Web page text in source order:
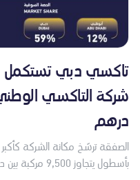
تاكسي دبي تستكمل
درهم
الصفقة ترسّخ مكانة الشركة
بأسطول يتجاوز 9,500 مركبة بين دبي وأبوظبي